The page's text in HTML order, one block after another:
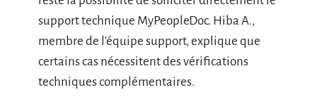
support technique MyPeopleDoc. Hiba A.,
membre de l’équipe support, explique que
certains cas nécessitent des vérifications
techniques complémentaires.